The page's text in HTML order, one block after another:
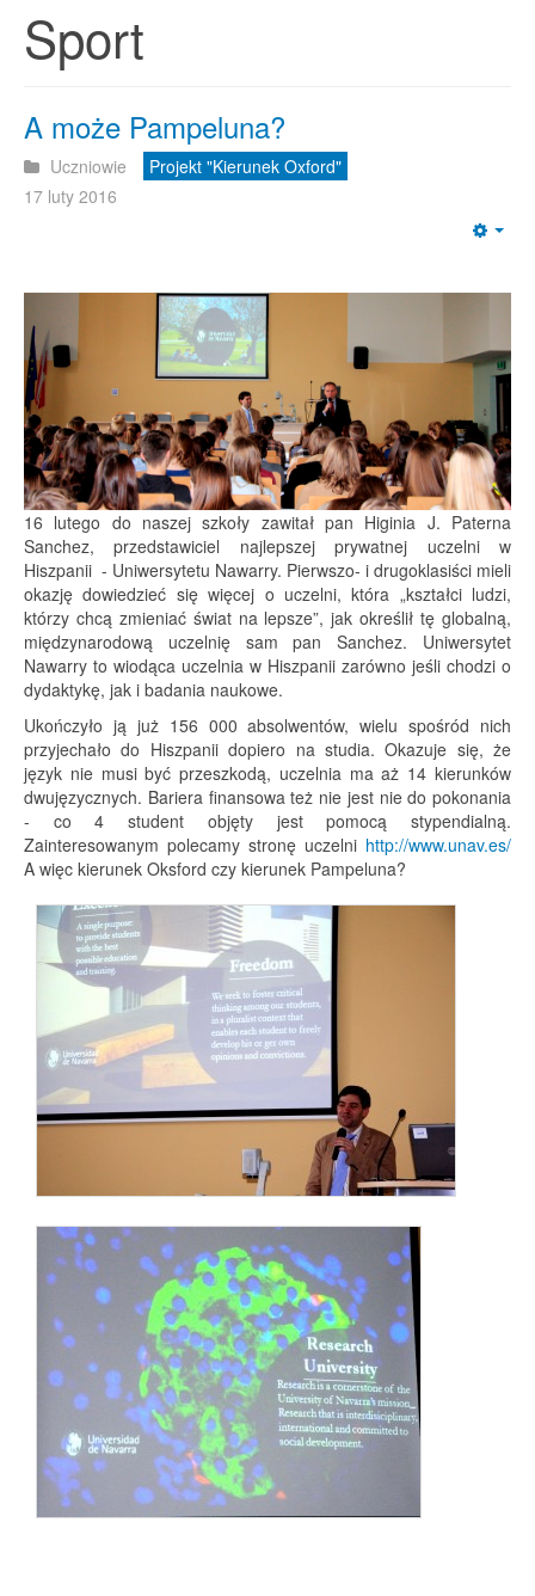
Sport
A może Pampeluna?
Uczniowie
Projekt "Kierunek Oxford"
17 luty 2016
16 lutego do naszej szkoły zawitał pan Higinia J. Paterna
Sanchez, przedstawiciel najlepszej prywatnej uczelni w
Hiszpanii - Uniwersytetu Nawarry. Pierwszo- i drugoklasiści mieli
okazję dowiedzieć się więcej o uczelni, która „kształci ludzi,
którzy chcą zmieniać świat na lepsze”, jak określił tę globalną,
międzynarodową uczelnię sam pan Sanchez. Uniwersytet
Nawarry to wiodąca uczelnia w Hiszpanii zarówno jeśli chodzi o
dydaktykę, jak i badania naukowe.
Ukończyło ją już 156 000 absolwentów, wielu spośród nich
przyjechało do Hiszpanii dopiero na studia. Okazuje się, że
język nie musi być przeszkodą, uczelnia ma aż 14 kierunków
dwujęzycznych. Bariera finansowa też nie jest nie do pokonania
- co 4 student objęty jest pomocą stypendialną.
Zainteresowanym polecamy stronę uczelni http://www.unav.es/
A więc kierunek Oksford czy kierunek Pampeluna?